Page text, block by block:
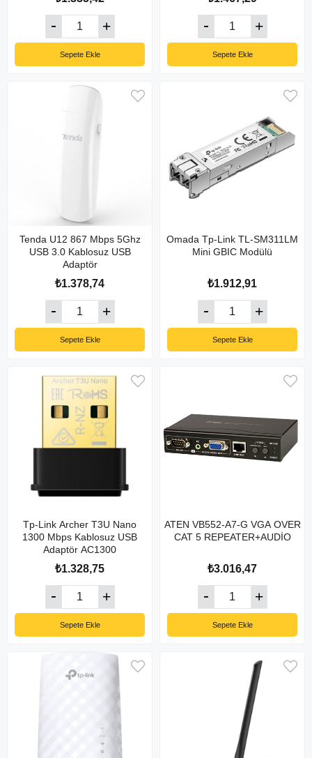
Sepete Ekle Sepete Ekle
Tenda U12 867 Mbps 5Ghz
USB 3.0 Kablosuz USB
Adaptör
₺1.378,74
Sepete Ekle
Omada Tp-Link TL-SM311LM
Mini GBIC Modülü
₺1.912,91
Sepete Ekle
Tp-Link Archer T3U Nano
1300 Mbps Kablosuz USB
Adaptör AC1300
₺1.328,75
Sepete Ekle
ATEN VB552-A7-G VGA OVER
CAT 5 REPEATER+AUDİO
₺3.016,47
Sepete Ekle